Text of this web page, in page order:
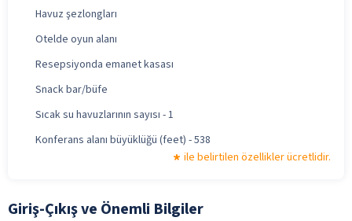
Havuz şezlongları
Otelde oyun alanı
Resepsiyonda emanet kasası
Snack bar/büfe
Sıcak su havuzlarının sayısı - 1
Konferans alanı büyüklüğü (feet) - 538
ile belirtilen özellikler ücretlidir.
Giriş-Çıkış ve Önemli Bilgiler